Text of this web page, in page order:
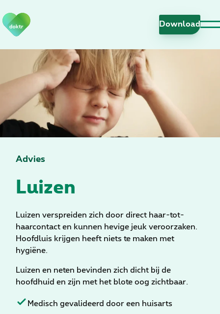
N
a
i
t
o
Advies
Luizen
Luizen verspreiden zich door direct haar-tot-
haarcontact en kunnen hevige jeuk veroorzaken.
Hoofdluis krijgen heeft niets te maken met
hygiëne.
Luizen en neten bevinden zich dicht bij de
hoofdhuid en zijn met het blote oog zichtbaar.
Medisch gevalideerd door een huisarts